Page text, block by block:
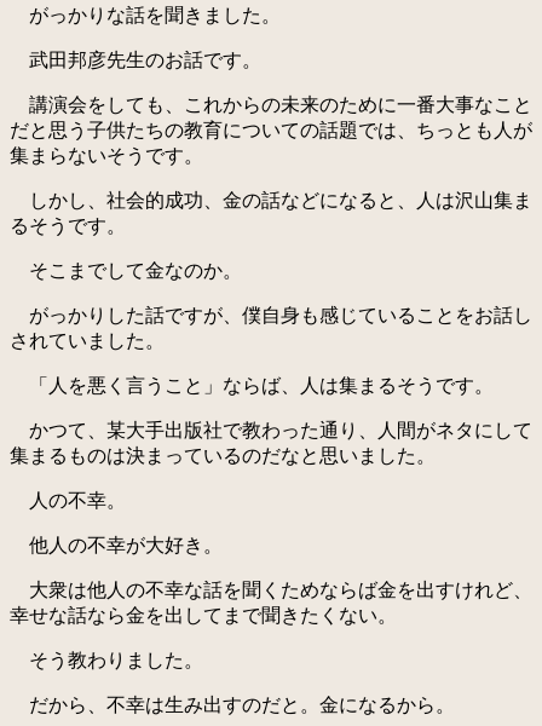
がっかりな話を聞きました。
武田邦彦先生のお話です。
講演会をしても、これからの未来のために一番大事なこと
だと思う子供たちの教育についての話題では、ちっとも人が
集まらないそうです。
しかし、社会的成功、金の話などになると、人は沢山集ま
るそうです。
そこまでして金なのか。
がっかりした話ですが、僕自身も感じていることをお話し
されていました。
「人を悪く言うこと」ならば、人は集まるそうです。
かつて、某大手出版社で教わった通り、人間がネタにして
集まるものは決まっているのだなと思いました。
人の不幸。
他人の不幸が大好き。
大衆は他人の不幸な話を聞くためならば金を出すけれど、
幸せな話なら金を出してまで聞きたくない。
そう教わりました。
だから、不幸は生み出すのだと。金になるから。